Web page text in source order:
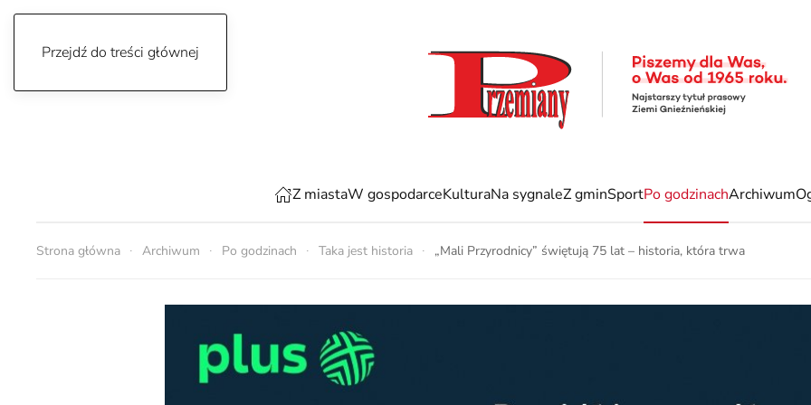
Przejdź do treści głównej
Z miastaW gospodarceKulturaNa sygnaleZ gminSportPo godzinachArchiwum
Strona główna Archiwum Po godzinach Taka jest historia „Mali Przyrodnicy” świętują 75 lat – historia, która trwa